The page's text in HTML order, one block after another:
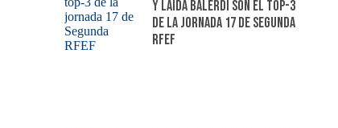
y Laida Balerdi son el top-3
de la jornada 17 de Segunda
RFEF